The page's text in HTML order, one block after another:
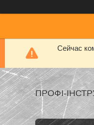
Сейчас
ПРОФІ-